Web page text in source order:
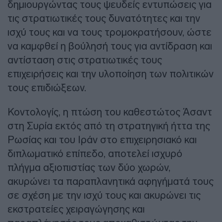
δημιουργώντας τους ψευδείς εντυπώσεις για
τις στρατιωτικές τους δυνατότητες και την
ισχύ τους και να τους τρομοκρατήσουν, ώστε
να καμφθεί η βούλησή τους για αντίδραση και
αντίσταση στις στρατιωτικές τους
επιχειρήσεις και την υλοποίηση των πολιτικών
τους επιδιώξεων.
Κοντολογίς, η πτώση του καθεστώτος Άσαντ
στη Συρία εκτός από τη στρατηγική ήττα της
Ρωσίας και του Ιράν στο επιχειρησιακό και
διπλωματικό επίπεδο, αποτελεί ισχυρό
πλήγμα αξιοπιστίας των δύο χωρών,
ακυρώνει τα παραπλανητικά αφηγήματά τους
σε σχέση με την ισχύ τους και ακυρώνει τις
εκστρατείες χειραγώγησης και